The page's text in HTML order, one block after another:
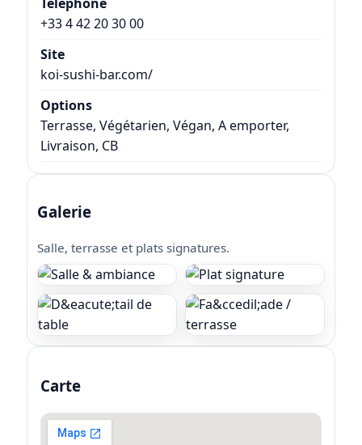
+33 4 42 20 30 00
Site
koi-sushi-bar.com/
Options
Terrasse, Végétarien, Végan, A emporter,
Livraison, CB
Galerie
Salle, terrasse et plats signatures.
Carte